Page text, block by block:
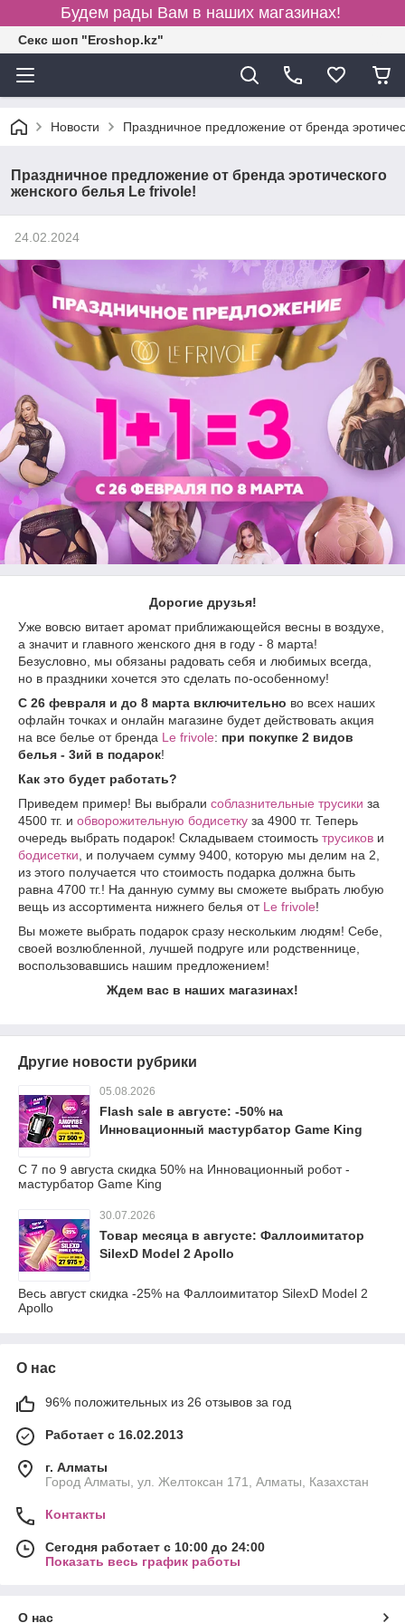
Будем рады Вам в наших магазинах!
Секс шоп "Eroshop.kz"
Новости Праздничное предложение от бренда
Праздничное предложение от бренда эротического
женского белья Le frivole!
24.02.2024
Дорогие друзья!
Уже вовсю витает аромат приближающейся весны в воздухе,
а значит и главного женского дня в году - 8 марта!
Безусловно, мы обязаны радовать себя и любимых всегда,
но в праздники хочется это сделать по-особенному!
С 26 февраля и до 8 марта включительно во всех наших
офлайн точках и онлайн магазине будет действовать акция
на все белье от бренда Le frivole: при покупке 2 видов
белья - 3ий в подарок!
Как это будет работать?
Приведем пример! Вы выбрали соблазнительные трусики за
4500 тг. и обворожительную бодисетку за 4900 тг. Теперь
очередь выбрать подарок! Складываем стоимость трусиков и
бодисетки , и получаем сумму 9400, которую мы делим на 2,
из этого получается что стоимость подарка должна быть
равна 4700 тг.! На данную сумму вы сможете выбрать любую
вещь из ассортимента нижнего белья от Le frivole!
Вы можете выбрать подарок сразу нескольким людям! Себе,
своей возлюбленной, лучшей подруге или родственнице,
воспользовавшись нашим предложением!
Ждем вас в наших магазинах!
Другие новости рубрики
05.08.2026
Flash sale в августе: -50% на
Инновационный мастурбатор Game King
С 7 по 9 августа скидка 50% на Инновационный робот -
мастурбатор Game King
30.07.2026
Товар месяца в августе: Фаллоимитатор
SilexD Model 2 Apollo
Весь август скидка -25% на Фаллоимитатор SilexD Model 2
Apollo
О нас
96% положительных из 26 отзывов за год
Работает с 16.02.2013
г. Алматы
Город Алматы, ул. Желтоксан 171, Алматы, Казахстан
Контакты
Сегодня работает с 10:00 до 24:00
Показать весь график работы
О нас